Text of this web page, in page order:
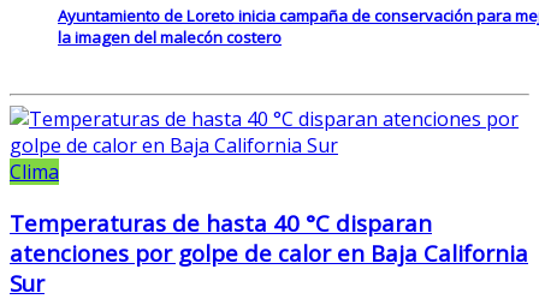
Ayuntamiento de Loreto inicia campaña de conservación para
la imagen del malecón costero
Clima
Temperaturas de hasta 40 °C disparan
atenciones por golpe de calor en Baja California
Sur